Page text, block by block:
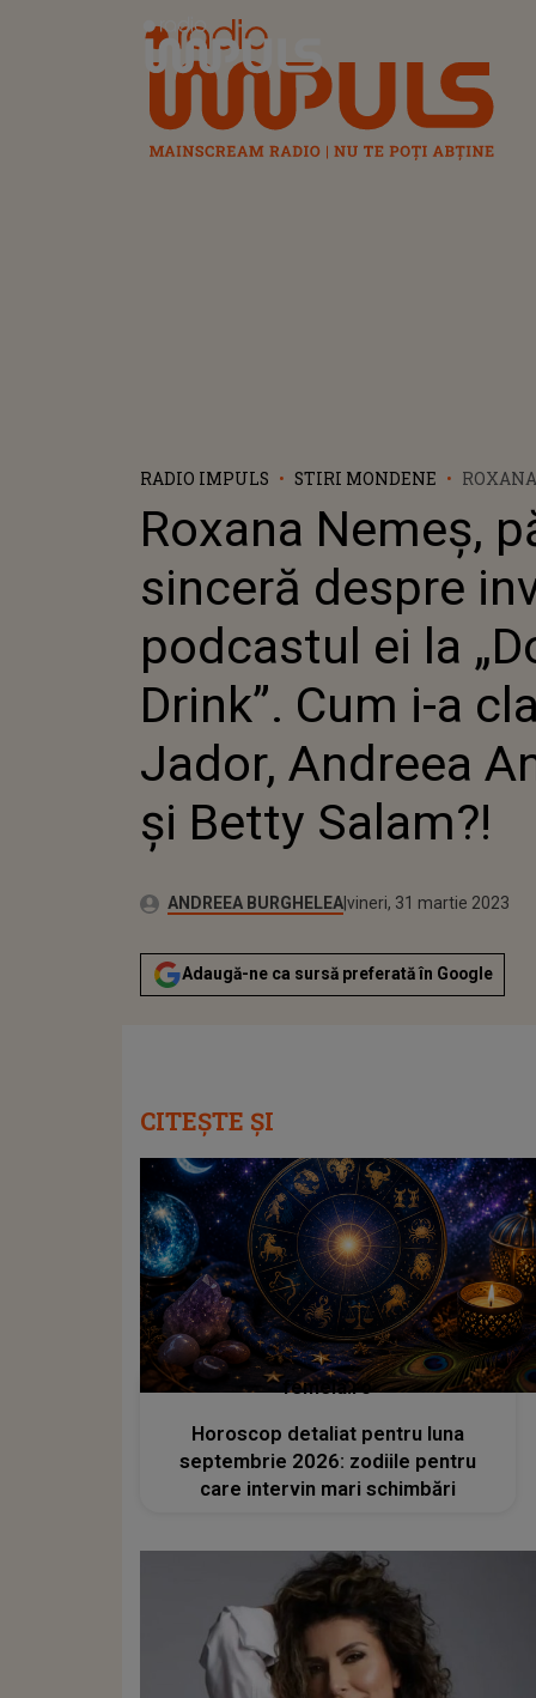
Radio Impuls
RADIO IMPULS STIRI MONDENE
DRINK”.
JADOR, ANDREEA ANTONESCU ȘI
BETTY
Roxana Nemeș,
sinceră despre
podcastul ei la
Drink”. Cum i-a
Jador, Andreea
și Betty Salam?!
Autor:ANDREEA BURGHELEAPublicat:
joi, 31 martie 2022
Actualizat:
vineri, 31 martie 2023
Adaugă-ne ca sursă preferată în Google
CITEȘTE ȘI
femeia.ro
Horoscop detaliat pentru luna
septembrie 2026: zodiile pentru
care intervin mari schimbări